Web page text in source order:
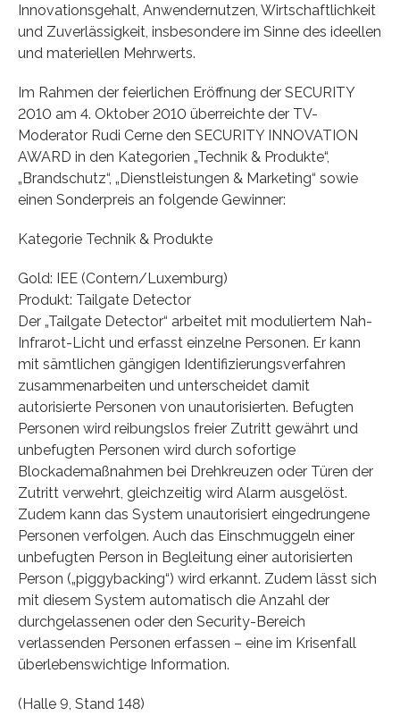
Innovationsgehalt, Anwendernutzen, Wirtschaftlichkeit
und Zuverlässigkeit, insbesondere im Sinne des ideellen
und materiellen Mehrwerts.
Im Rahmen der feierlichen Eröffnung der SECURITY
2010 am 4. Oktober 2010 überreichte der TV-
Moderator Rudi Cerne den SECURITY INNOVATION
AWARD in den Kategorien „Technik & Produkte“,
„Brandschutz“, „Dienstleistungen & Marketing“ sowie
einen Sonderpreis an folgende Gewinner:
Kategorie Technik & Produkte
Gold: IEE (Contern/Luxemburg)
Produkt: Tailgate Detector
Der „Tailgate Detector“ arbeitet mit moduliertem Nah-
Infrarot-Licht und erfasst einzelne Personen. Er kann
mit sämtlichen gängigen Identifizierungsverfahren
zusammenarbeiten und unterscheidet damit
autorisierte Personen von unautorisierten. Befugten
Personen wird reibungslos freier Zutritt gewährt und
unbefugten Personen wird durch sofortige
Blockademaßnahmen bei Drehkreuzen oder Türen der
Zutritt verwehrt, gleichzeitig wird Alarm ausgelöst.
Zudem kann das System unautorisiert eingedrungene
Personen verfolgen. Auch das Einschmuggeln einer
unbefugten Person in Begleitung einer autorisierten
Person („piggybacking“) wird erkannt. Zudem lässt sich
mit diesem System automatisch die Anzahl der
durchgelassenen oder den Security-Bereich
verlassenden Personen erfassen – eine im Krisenfall
überlebenswichtige Information.
(Halle 9, Stand 148)